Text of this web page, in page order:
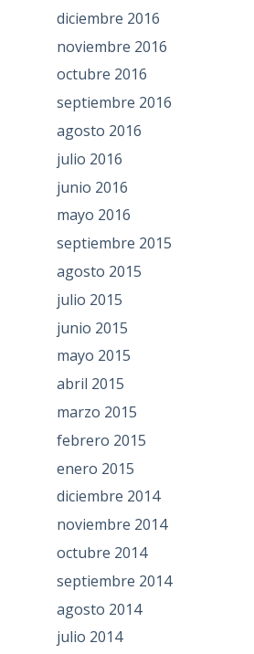
diciembre 2016
noviembre 2016
octubre 2016
septiembre 2016
agosto 2016
julio 2016
junio 2016
mayo 2016
septiembre 2015
agosto 2015
julio 2015
junio 2015
mayo 2015
abril 2015
marzo 2015
febrero 2015
enero 2015
diciembre 2014
noviembre 2014
octubre 2014
septiembre 2014
agosto 2014
julio 2014